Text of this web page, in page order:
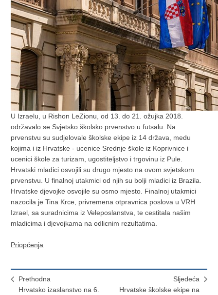
U Izraelu, u Rishon LeZionu, od 13. do 21. ožujka 2018.
održavalo se Svjetsko školsko prvenstvo u futsalu. Na
prvenstvu su sudjelovale školske ekipe iz 14 država, medu
kojima i iz Hrvatske - ucenice Srednje škole iz Koprivnice i
ucenici škole za turizam, ugostiteljstvo i trgovinu iz Pule.
Hrvatski mladici osvojili su drugo mjesto na ovom svjetskom
prvenstvu. U finalnoj utakmici od njih su bolji mladici iz Brazila.
Hrvatske djevojke osvojile su osmo mjesto. Finalnoj utakmici
nazocila je Tina Krce, privremena otpravnica poslova u VRH
Izrael, sa suradnicima iz Veleposlanstva, te cestitala našim
mladicima i djevojkama na odlicnim rezultatima.
Priopćenja
Prethodna
Hrvatsko izaslanstvo na 6.
Sljedeća
Hrvatske školske ekipe na